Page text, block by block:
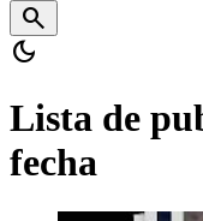
search
dark_mode
Lista de
fecha